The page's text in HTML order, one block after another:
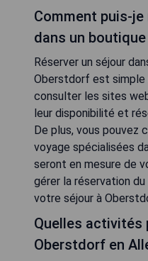
Comment puis-
dans un
Réserver un séjour
Oberstdorf est simple
consulter les sites
leur disponibilité et
De plus, vous pouvez
voyage spécialisées
seront en mesure de
gérer la réservation
votre séjour à
Quelles activités
Oberstdorf en